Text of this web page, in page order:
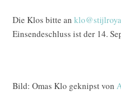
Die Klos bitte an
Einsendeschluss ist der 14.
Bild: Omas Klo geknipst von